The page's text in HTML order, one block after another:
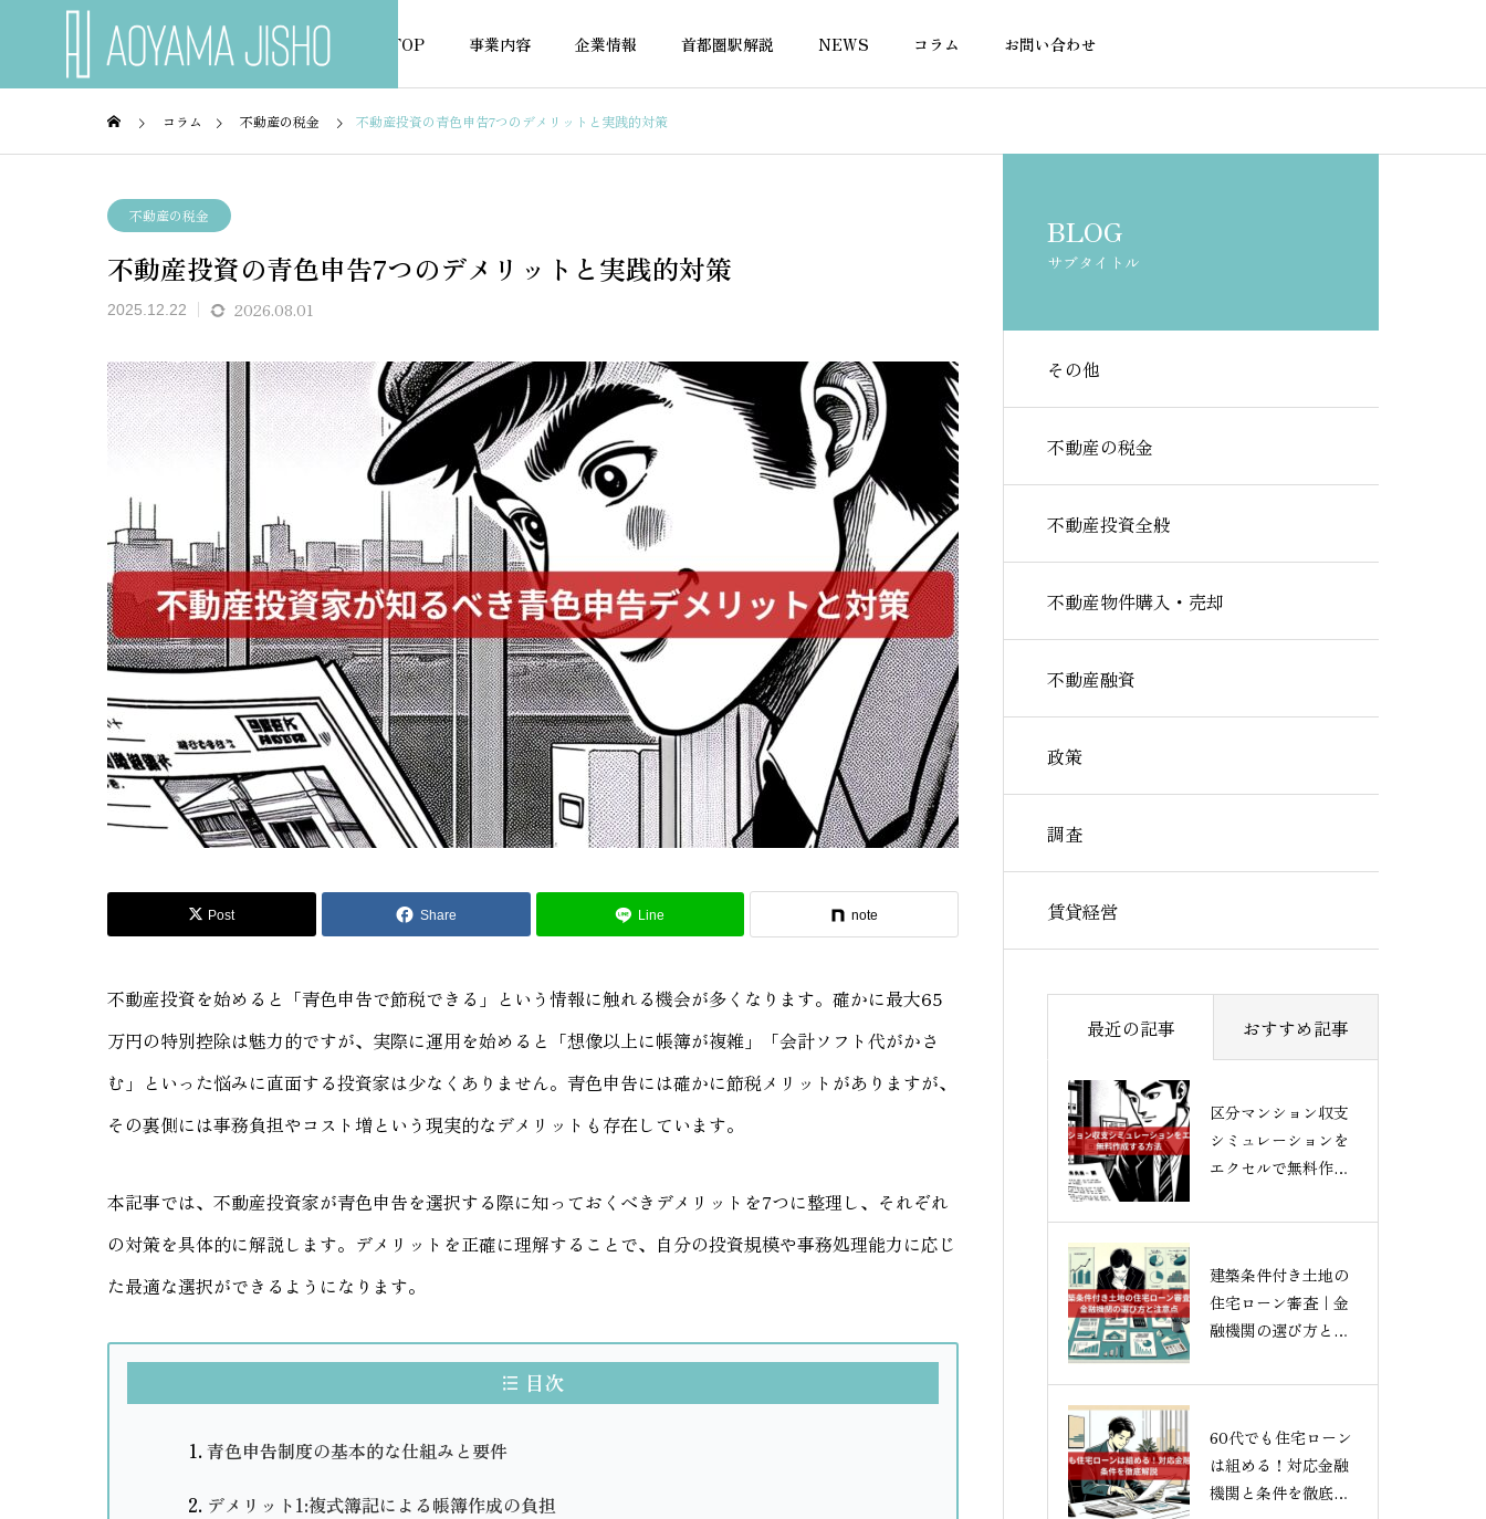
TOP 事業内容 企業情報 首都圏駅解説 NEWS コラム お問い合わせ
NEWS
お知らせ
区分マンション収支シミュレ
ーションをエクセルで無料作
成する方法
建築条件付き土地の住宅ロー
ン審査｜金融機関の選び方と
注意点
60代でも住宅ローンは組め
る！対応金融機関と条件を徹
底解説
がんでも住宅ローンを組める
を解説
農地転用と住
コラム 不動産の税金 不動産投資の青色申告7つのデメリットと実践的対策
不動産の税金
不動産投資の青色申告7つのデメリットと実践的対策
2025.12.22 2026.08.01
Post Share Line note
不動産投資を始めると「青色申告で節税できる」という情報に触れる機会が多くなります。確かに最大65
万円の特別控除は魅力的ですが、実際に運用を始めると「想像以上に帳簿が複雑」「会計ソフト代がかさ
む」といった悩みに直面する投資家は少なくありません。青色申告には確かに節税メリットがありますが、
その裏側には事務負担やコスト増という現実的なデメリットも存在しています。
本記事では、不動産投資家が青色申告を選択する際に知っておくべきデメリットを7つに整理し、それぞれ
の対策を具体的に解説します。デメリットを正確に理解することで、自分の投資規模や事務処理能力に応じ
た最適な選択ができるようになります。
目次
青色申告制度の基本的な仕組みと要件
デメリット1:複式簿記による帳簿作成の負担
BLOG
サブタイトル
その他
不動産の税金
不動産投資全般
不動産物件購入・売却
不動産融資
政策
調査
賃貸経営
最近の記事 おすすめ記事
区分マンション収支
シミュレーションを
エクセルで無料作成
建築条件付き土地の
住宅ローン審査｜金
融機関の選び方と注
60代でも住宅ローン
は組める！対応金融
機関と条件を徹底解